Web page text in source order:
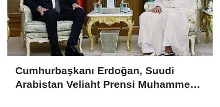
Cumhurbaşkanı Erdoğan, Suudi
Arabistan Veliaht Prensi Muhammed